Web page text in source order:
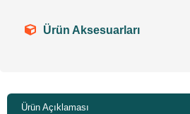
Ürün Aksesuarları
Ürün Açıklaması